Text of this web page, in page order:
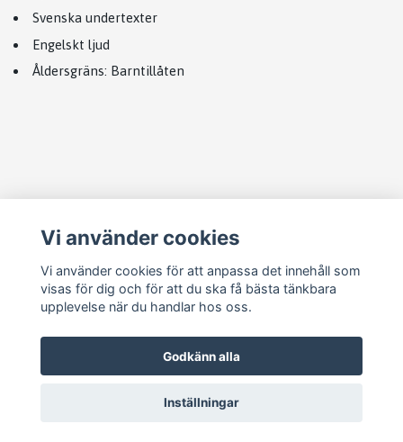
Svenska undertexter
Engelskt ljud
Åldersgräns: Barntillåten
Läs mer
Köpvillkor
Kontakt
Cookie Concent
Vi använder cookies
Vi använder cookies för att anpassa det innehåll som
visas för dig och för att du ska få bästa tänkbara
upplevelse när du handlar hos oss.
Godkänn alla
Inställningar